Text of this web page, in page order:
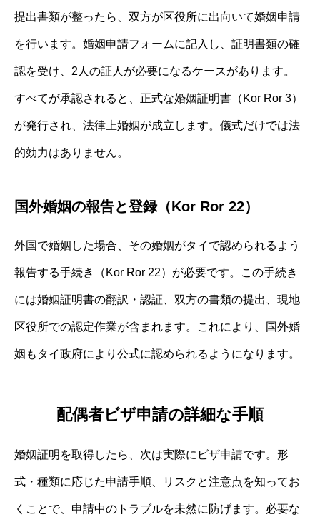
提出書類が整ったら、双方が区役所に出向いて婚姻申請
を行います。婚姻申請フォームに記入し、証明書類の確
認を受け、2人の証人が必要になるケースがあります。
すべてが承認されると、正式な婚姻証明書（Kor Ror 3）
が発行され、法律上婚姻が成立します。儀式だけでは法
的効力はありません。
国外婚姻の報告と登録（Kor Ror 22）
外国で婚姻した場合、その婚姻がタイで認められるよう
報告する手続き（Kor Ror 22）が必要です。この手続き
には婚姻証明書の翻訳・認証、双方の書類の提出、現地
区役所での認定作業が含まれます。これにより、国外婚
姻もタイ政府により公式に認められるようになります。
配偶者ビザ申請の詳細な手順
婚姻証明を取得したら、次は実際にビザ申請です。形
式・種類に応じた申請手順、リスクと注意点を知ってお
くことで、申請中のトラブルを未然に防げます。必要な